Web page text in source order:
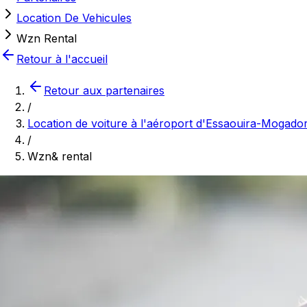
Location De Vehicules
Wzn Rental
Retour à l'accueil
Retour aux partenaires
/
Location de voiture à l'aéroport d'Essaouira-
/
Wzn& rental